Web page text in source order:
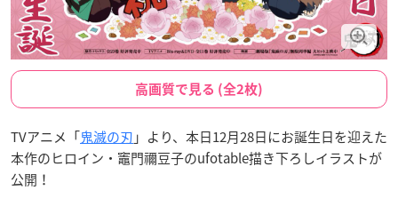
高画質で見る (全2枚)
TVアニメ「鬼滅の刃 」より、本日12月28日にお誕生日を迎えた
本作のヒロイン・竈門禰豆子のufotable描き下ろしイラストが
公開！